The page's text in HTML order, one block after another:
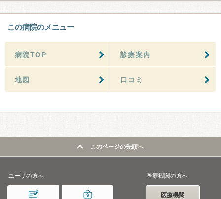
この病院のメニュー
病院TOP 診療案内
地図 口コミ
このページの先頭へ
ユーザの方へ 医療機関の方へ
医療機関